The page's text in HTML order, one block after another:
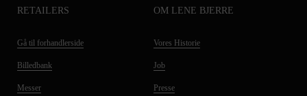
RETAILERS
Gå til forhandlerside
Billedbank
Messer
OM LENE BJERRE
Vores Historie
Job
Presse